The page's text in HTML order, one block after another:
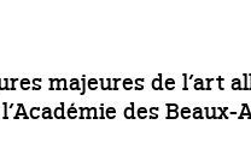
majeures de l’art
des